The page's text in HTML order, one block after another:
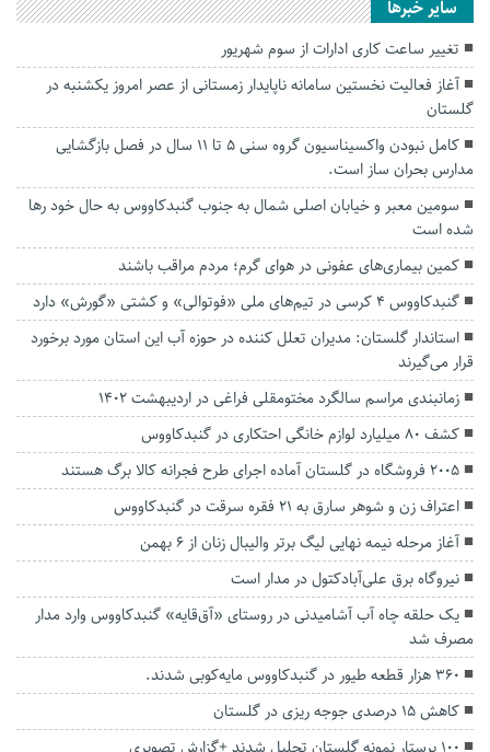
سایر خبرها
تغییر ساعت کاری ادارات از سوم شهریور
آغاز فعالیت نخستین سامانه ناپایدار زمستانی از عصر امروز یکشنبه در
گلستان
کامل نبودن واکسیناسیون گروه سنی ۵ تا ۱۱ سال در فصل بازگشایی
مدارس بحران ساز است.
سومین معبر و خیابان اصلی شمال به جنوب گنبدکاووس به حال خود رها
شده است
کمین بیماری‌های عفونی در هوای گرم؛ مردم مراقب باشند
گنبدکاووس ۴ کرسی در تیم‌های ملی «فوتوالی» و کشتی «گورش» دارد
استاندار گلستان: مدیران تعلل کننده در حوزه آب این استان مورد برخورد
قرار می‌گیرند
زمانبندی مراسم سالگرد مختومقلی فراغی در اردیبهشت 1402
کشف ۸۰ میلیارد لوازم خانگی احتکاری در گنبدکاووس
۲۰۰۵ فروشگاه در گلستان آماده اجرای طرح فجرانه کالا برگ هستند
اعتراف زن و شوهر سارق به ۲۱ فقره سرقت در گنبدکاووس
آغاز مرحله نیمه نهایی لیگ برتر والیبال زنان از ۶ بهمن
نیروگاه برق علی‌آبادکتول در مدار است
یک حلقه چاه آب آشامیدنی در روستای «آق‌قایه» گنبدکاووس وارد مدار
مصرف شد
۳۶۰ هزار قطعه طیور در گنبدکاووس مایه‌کوبی شدند.
کاهش ۱۵ درصدی جوجه ریزی در گلستان